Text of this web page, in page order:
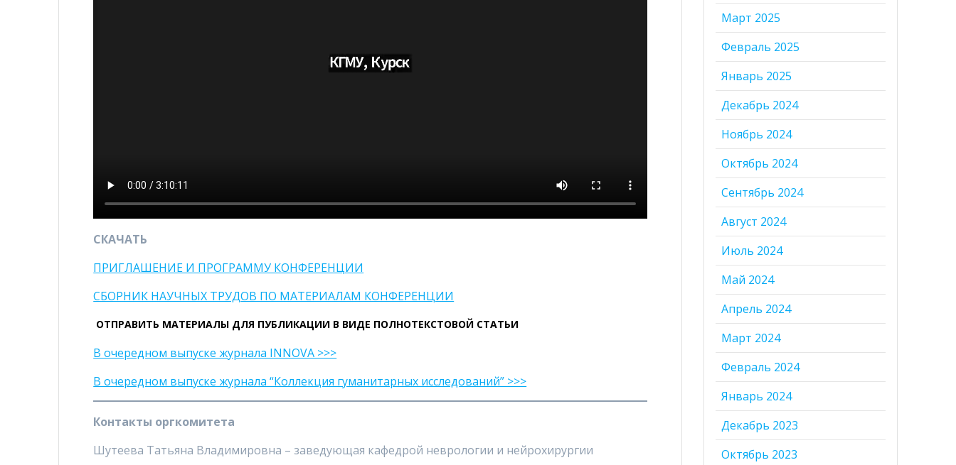
СКАЧАТЬ
ПРИГЛАШЕНИЕ И ПРОГРАММУ КОНФЕРЕНЦИИ
СБОРНИК НАУЧНЫХ ТРУДОВ ПО МАТЕРИАЛАМ КОНФЕРЕНЦИИ
ОТПРАВИТЬ МАТЕРИАЛЫ ДЛЯ ПУБЛИКАЦИИ В ВИДЕ ПОЛНОТЕКСТОВОЙ СТАТЬИ
В очередном выпуске журнала INNOVA >>>
В очередном выпуске журнала “Коллекция гуманитарных исследований” >>>
Контакты оргкомитета
Шутеева Татьяна Владимировна – заведующая кафедрой неврологии и нейрохирургии
Март 2025
Февраль 2025
Январь 2025
Декабрь 2024
Ноябрь 2024
Октябрь 2024
Сентябрь 2024
Август 2024
Июль 2024
Май 2024
Апрель 2024
Март 2024
Февраль 2024
Январь 2024
Декабрь 2023
Октябрь 2023